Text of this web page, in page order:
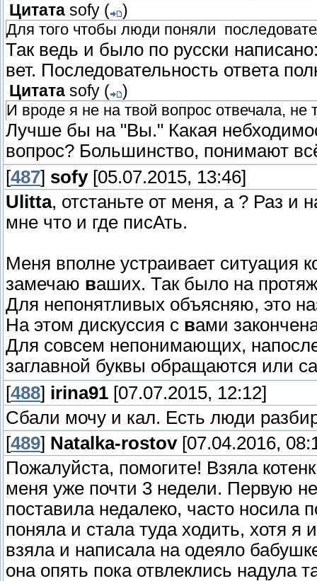
Цитата sofy (
)
Для того чтобы люди поняли
Так ведь и было по русски
вет. Последовательность ответа
Цитата sofy (
)
И вроде я не на твой вопрос отвечала, не
Лучше бы на "Вы." Какая
вопрос? Большинство, понимают
[487] sofy[05.07.2015, 13:46]
Ulitta, отстаньте от меня, а ? Раз и
мне что и где писАть.
Меня вполне устраивает ситуация
замечаю ваших. Так было на
Для непонятливых объясняю, это
На этом дискуссия с вами
Для совсем непонимающих,
заглавной буквы обращаются или
[488] irina91 [07.07.2015, 12:12]
Сбали мочу и кал. Есть люди
[489] Natalka-rostov[07.04.2016,
Пожалуйста, помогите! Взяла
меня уже почти 3 недели. Первую
поставила недалеко, часто носила
поняла и стала туда ходить, хотя
взяла и написала на одеяло
она опять пока отвлеклись надула